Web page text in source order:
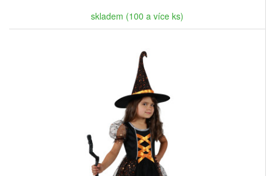
skladem (100 a více ks)